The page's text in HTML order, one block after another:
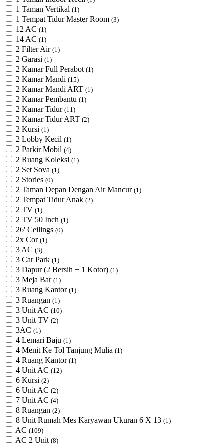
1 Taman Vertikal (1)
1 Tempat Tidur Master Room (3)
12 AC (1)
14 AC (1)
2 Filter Air (1)
2 Garasi (1)
2 Kamar Full Perabot (1)
2 Kamar Mandi (15)
2 Kamar Mandi ART (1)
2 Kamar Pembantu (1)
2 Kamar Tidur (11)
2 Kamar Tidur ART (2)
2 Kursi (1)
2 Lobby Kecil (1)
2 Parkir Mobil (4)
2 Ruang Koleksi (1)
2 Set Sova (1)
2 Stories (0)
2 Taman Depan Dengan Air Mancur (1)
2 Tempat Tidur Anak (2)
2 TV (1)
2 TV 50 Inch (1)
26' Ceilings (0)
2x Cor (1)
3 AC (3)
3 Car Park (1)
3 Dapur (2 Bersih + 1 Kotor) (1)
3 Meja Bar (1)
3 Ruang Kantor (1)
3 Ruangan (1)
3 Unit AC (10)
3 Unit TV (2)
3AC (1)
4 Lemari Baju (1)
4 Menit Ke Tol Tanjung Mulia (1)
4 Ruang Kantor (1)
4 Unit AC (12)
6 Kursi (2)
6 Unit AC (2)
7 Unit AC (4)
8 Ruangan (2)
8 Unit Rumah Mes Karyawan Ukuran 6 X 13 (1)
AC (109)
AC 2 Unit (8)